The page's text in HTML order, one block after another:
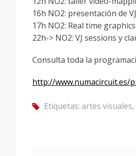
16h NO2: presentación de
17h NO2: Real time
22h-> NO2: VJ sessions y
Consulta toda la
http://www.numacircuit.es/
tag Etiquetas: artes visuales,